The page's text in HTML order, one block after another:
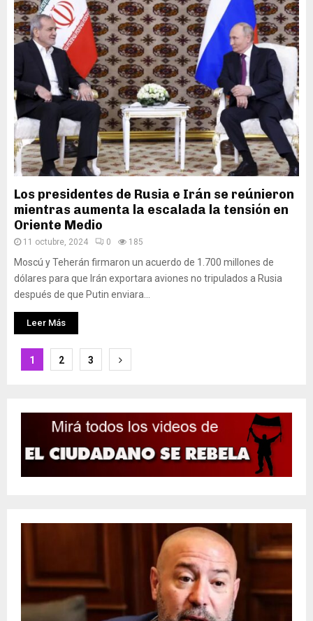
Los presidentes de Rusia e Irán se reúnieron
mientras aumenta la escalada la tensión en
Oriente Medio
11 octubre, 2024 0 185
Moscú y Teherán firmaron un acuerdo de 1.700 millones de
dólares para que Irán exportara aviones no tripulados a Rusia
después de que Putin enviara...
Leer Más
Paginación
entradas
1 2 3